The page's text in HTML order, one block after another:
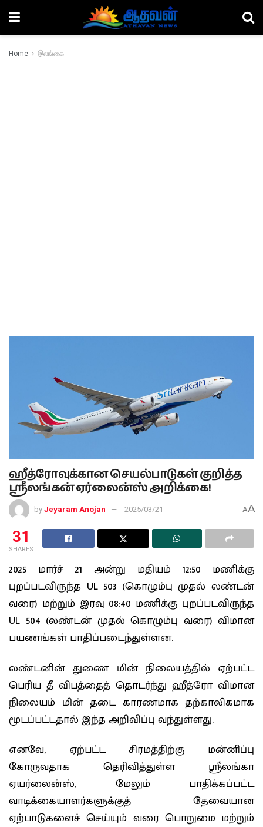
Home இலங்கை
ஹீத்ரோவுக்கான செயல்பாடுகள் குறித்த
ஸ்ரீலங்கன் ஏர்லைன்ஸ் அறிக்கை!
by Jeyaram Anojan 2025/03/21 AA
31
SHARES
2025 மார்ச் 21 அன்று மதியம் 12:50 மணிக்கு
புறப்படவிருந்த UL 503 (கொழும்பு முதல் லண்டன்
வரை) மற்றும் இரவு 08:40 மணிக்கு புறப்படவிருந்த
UL 504 (லண்டன் முதல் கொழும்பு வரை) விமான
பயணங்கள் பாதிப்படைந்துள்ளன.
லண்டனின் துணை மின் நிலையத்தில் ஏற்பட்ட
பெரிய தீ விபத்தைத் தொடர்ந்து ஹீத்ரோ விமான
நிலையம் மின் தடை காரணமாக தற்காலிகமாக
மூடப்பட்டதால் இந்த அறிவிப்பு வந்துள்ளது.
எனவே, ஏற்பட்ட சிரமத்திற்கு மன்னிப்பு
கோருவதாக தெரிவித்துள்ள ஸ்ரீலங்கா
ஏயர்லைன்ஸ், மேலும் பாதிக்கப்பட்ட
வாடிக்கையாளர்களுக்குத் தேவையான
ஏற்பாடுகளைச் செய்யும் வரை பொறுமை மற்றும்